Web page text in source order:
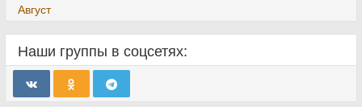
Август
Наши группы в соцсетях: